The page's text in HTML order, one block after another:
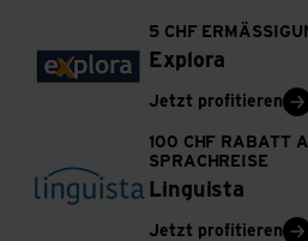
5 CHF
Explora
Jetzt profitieren
100 CHF RABATT
SPRACHREISE
Linguista
Jetzt profitieren